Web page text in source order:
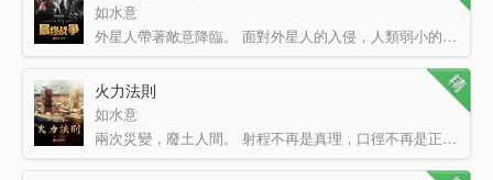
如水意
外星人帶著敵意降臨。 面對外星人的入侵，人類弱小的就像是螻蟻。 所以這是末日，真正的末日。 …
火力法則
如水意
兩次災變，廢土人間。 射程不再是真理，口徑不再是正義，在這弱肉強食的廢土之上，異能者和基因戰士建立…